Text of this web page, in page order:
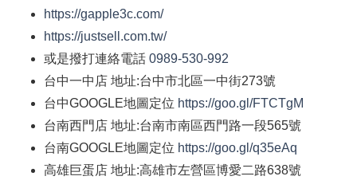
https://gapple3c.com/
https://justsell.com.tw/
或是撥打連絡電話 0989-530-992
台中一中店 地址:台中市北區一中街273號
台中GOOGLE地圖定位 https://goo.gl/FTCTgM
台南西門店 地址:台南市南區西門路一段565號
台南GOOGLE地圖定位 https://goo.gl/q35eAq
高雄巨蛋店 地址:高雄市左營區博愛二路638號